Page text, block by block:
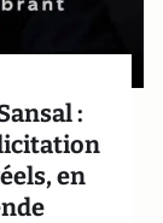
:
en